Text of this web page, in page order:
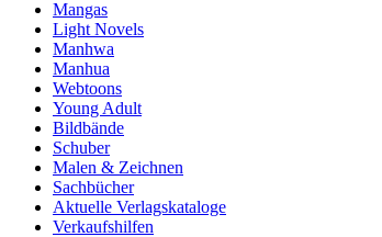
Mangas
Light Novels
Manhwa
Manhua
Webtoons
Young Adult
Bildbände
Schuber
Malen & Zeichnen
Sachbücher
Aktuelle Verlagskataloge
Verkaufshilfen